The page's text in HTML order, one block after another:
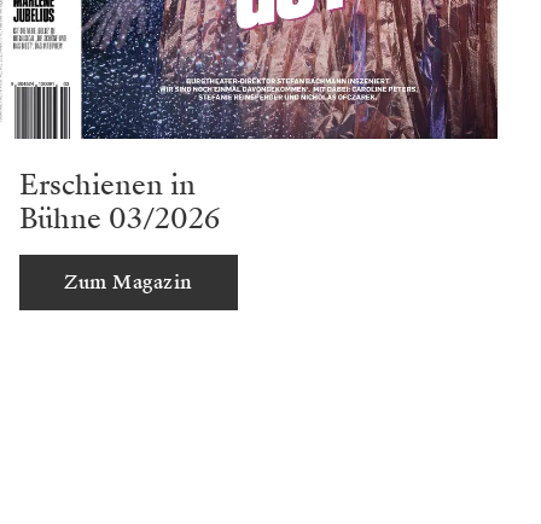
Erschienen in
Bühne 03/2026
Zum Magazin